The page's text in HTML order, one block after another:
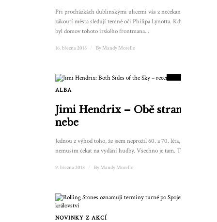
Při procházkách dublinskými ulicemi vás z nečekaných
zákoutí města sledují temné oči Philipa Lynotta. Kdysi to
byl domov tohoto irského frontmana...
16. března 2018 By Mandy Morello
SKÓRE
ALBA
Jimi Hendrix – Obě strany
nebe
Jednou z výhod toho, že jsem neprožil 60. a 70. léta, je, že
nemusím čekat na vydání hudby. Všechno je tam. To...
9. března 2018 By Mandy Morello
NOVINKY Z AKCÍ